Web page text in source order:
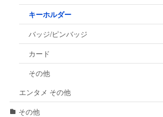
キーホルダー
バッジ/ピンバッジ
カード
その他
エンタメ その他
その他